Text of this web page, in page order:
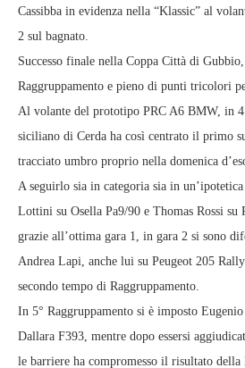
Cassibba in evidenza nella “Klassic” al
2 sul bagnato.
Successo finale nella Coppa Città di
Raggruppamento e pieno di punti tricolori
Al volante del prototipo PRC A6 BMW, in
siciliano di Cerda ha così centrato il primo
tracciato umbro proprio nella domenica
A seguirlo sia in categoria sia in
Lottini su Osella Pa9/90 e Thomas Rossi su
grazie all’ottima gara 1, in gara 2 si sono
Andrea Lapi, anche lui su Peugeot 205
secondo tempo di Raggruppamento.
In 5° Raggruppamento si è imposto Eugenio
Dallara F393, mentre dopo essersi
le barriere ha compromesso il risultato